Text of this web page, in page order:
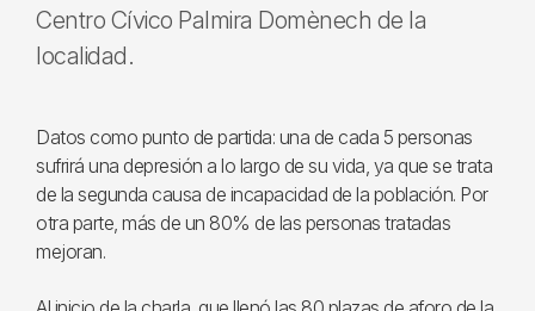
Centro Cívico Palmira Domènech de la
localidad.
Datos como punto de partida: una de cada 5 personas
sufrirá una depresión a lo largo de su vida, ya que se trata
de la segunda causa de incapacidad de la población. Por
otra parte, más de un 80% de las personas tratadas
mejoran.